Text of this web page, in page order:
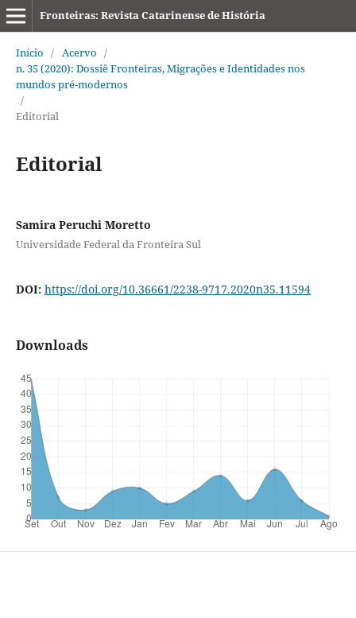
Fronteiras: Revista Catarinense de História
Início / Acervo /
n. 35 (2020): Dossiê Fronteiras, Migrações e Identidades nos
mundos pré-modernos
/
Editorial
Editorial
Samira Peruchi Moretto
Universidade Federal da Fronteira Sul
DOI: https://doi.org/10.36661/2238-9717.2020n35.11594
Downloads